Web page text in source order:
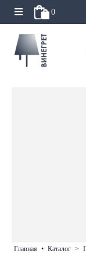
0
главная • каталог >